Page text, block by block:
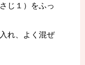
じ１）をふっ
れ、よく混ぜ